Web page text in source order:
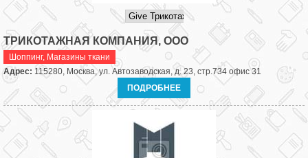
ТРИКОТАЖНАЯ КОМПАНИЯ, ООО
Шоппинг, Магазины ткани
Адрес: 115280, Москва, ул. Автозаводская, д. 23, стр.734 офис 31
ПОДРОБНЕЕ